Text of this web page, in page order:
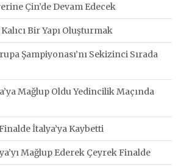
Çin’de Devam Edecek
Bir Yapı Oluşturmak
Şampiyonası’nı Sekizinci Sırada
Mağlup Oldu Yedincilik Maçında
İtalya’ya Kaybetti
Mağlup Ederek Çeyrek Finalde